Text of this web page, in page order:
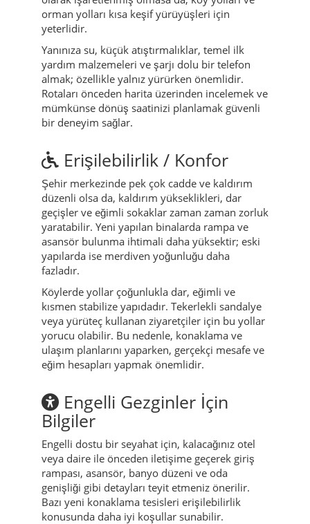
orman yolları kısa keşif yürüyüşleri için
yeterlidir.
Yanınıza su, küçük atıştırmalıklar, temel ilk
yardım malzemeleri ve şarjı dolu bir telefon
almak; özellikle yalnız yürürken önemlidir.
Rotaları önceden harita üzerinden incelemek ve
mümkünse dönüş saatinizi planlamak güvenli
bir deneyim sağlar.
Erişilebilirlik / Konfor
Şehir merkezinde pek çok cadde ve kaldırım
düzenli olsa da, kaldırım yükseklikleri, dar
geçişler ve eğimli sokaklar zaman zaman zorluk
yaratabilir. Yeni yapılan binalarda rampa ve
asansör bulunma ihtimali daha yüksektir; eski
yapılarda ise merdiven yoğunluğu daha
fazladır.
Köylerde yollar çoğunlukla dar, eğimli ve
kısmen stabilize yapıdadır. Tekerlekli sandalye
veya yürüteç kullanan ziyaretçiler için bu yollar
yorucu olabilir. Bu nedenle, konaklama ve
ulaşım planlarını yaparken, gerçekçi mesafe ve
eğim hesapları yapmak önemlidir.
Engelli Gezginler İçin
Bilgiler
Engelli dostu bir seyahat için, kalacağınız otel
veya daire ile önceden iletişime geçerek giriş
rampası, asansör, banyo düzeni ve oda
genişliği gibi detayları teyit etmeniz önerilir.
Bazı yeni konaklama tesisleri erişilebilirlik
konusunda daha iyi koşullar sunabilir.